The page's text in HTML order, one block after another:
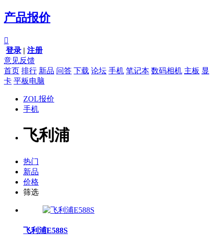
产品报价

登录 | 注册
意见反馈
首页 排行 新品 问答 下载 论坛 手机 笔记本 数码相机 主板 显
卡 平板电脑
ZOL报价
手机
飞利浦
热门
新品
价格
筛选
飞利浦E588S